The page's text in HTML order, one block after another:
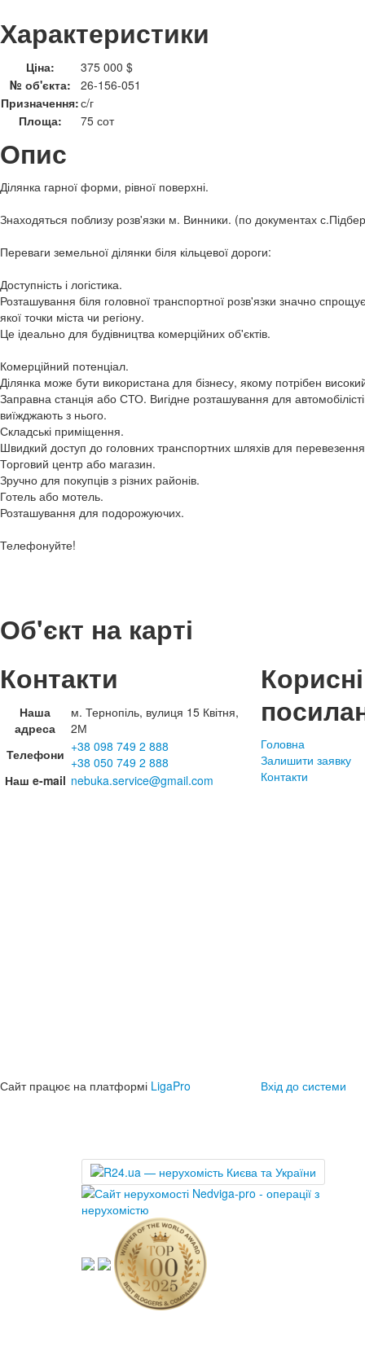
Характеристики
Ціна:
375 000 $
№ об'єкта:
26-156-051
Призначення:с/г
Площа:
75 сот
Опис
Ділянка гарної форми, рівної поверхні.
Знаходяться поблизу розв'язки м. Винники. (по документах
Переваги земельної ділянки біля кільцевої дороги:
Доступність і логістика.
Розташування біля головної транспортної розв'язки значно
якої точки міста чи регіону.
Це ідеально для будівництва комерційних об'єктів.
Комерційний потенціал.
Ділянка може бути використана для бізнесу, якому потрібен
Заправна станція або СТО. Вигідне розташування для
виїжджають з нього.
Складські приміщення.
Швидкий доступ до головних транспортних шляхів для перевезення
Торговий центр або магазин.
Зручно для покупців з різних районів.
Готель або мотель.
Розташування для подорожуючих.
Телефонуйте!
Об'єкт на карті
Контакти
Наша
адреса
м. Тернопіль, вулиця 15 Квітня,
2М
Телефони +38 098 749 2 888
+38 050 749 2 888
Наш e-mail nebuka.service@gmail.com
Корисні
Головна
Залишити заявку
Контакти
Сайт працює на платформі LigaPro Вхід до системи